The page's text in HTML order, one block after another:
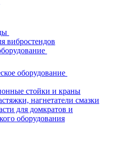
вибростендов
оборудование
стойки и краны
нагнетатели смазки
для домкратов и
оборудования